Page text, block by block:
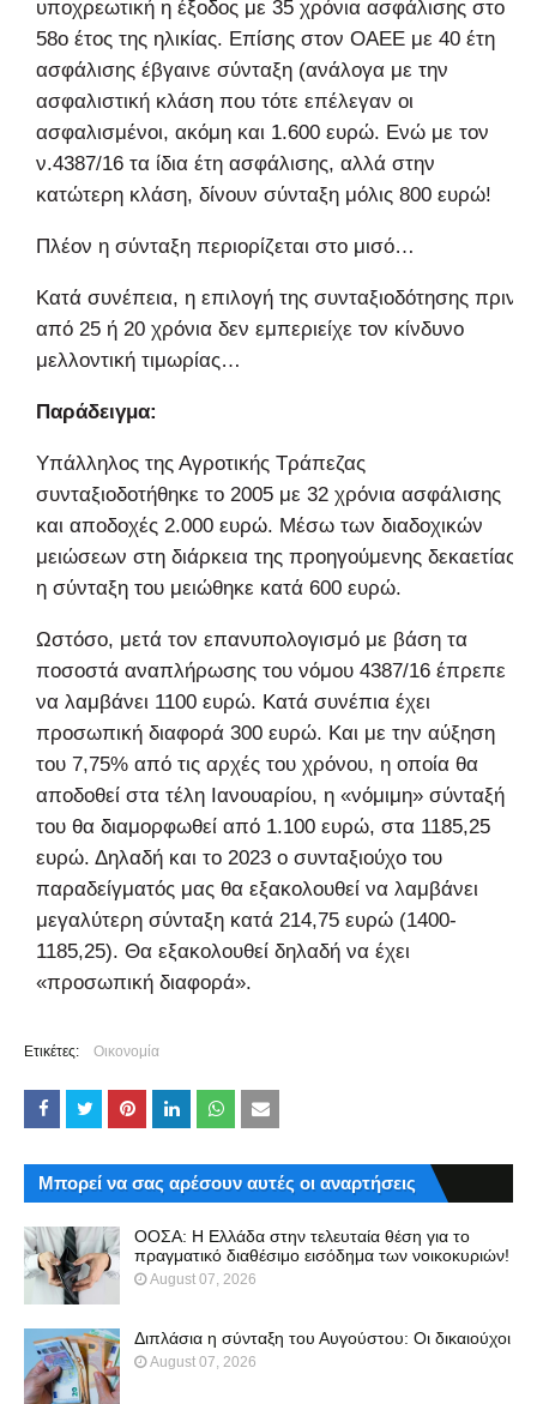
υποχρεωτική η έξοδος με 35 χρόνια ασφάλισης στο
58ο έτος της ηλικίας. Επίσης στον ΟΑΕΕ με 40 έτη
ασφάλισης έβγαινε σύνταξη (ανάλογα με την
ασφαλιστική κλάση που τότε επέλεγαν οι
ασφαλισμένοι, ακόμη και 1.600 ευρώ. Ενώ με τον
ν.4387/16 τα ίδια έτη ασφάλισης, αλλά στην
κατώτερη κλάση, δίνουν σύνταξη μόλις 800 ευρώ!
Πλέον η σύνταξη περιορίζεται στο μισό…
Κατά συνέπεια, η επιλογή της συνταξιοδότησης πριν
από 25 ή 20 χρόνια δεν εμπεριείχε τον κίνδυνο
μελλοντική τιμωρίας…
Παράδειγμα:
Υπάλληλος της Αγροτικής Τράπεζας
συνταξιοδοτήθηκε το 2005 με 32 χρόνια ασφάλισης
και αποδοχές 2.000 ευρώ. Μέσω των διαδοχικών
μειώσεων στη διάρκεια της προηγούμενης δεκαετίας
η σύνταξη του μειώθηκε κατά 600 ευρώ.
Ωστόσο, μετά τον επανυπολογισμό με βάση τα
ποσοστά αναπλήρωσης του νόμου 4387/16 έπρεπε
να λαμβάνει 1100 ευρώ. Κατά συνέπια έχει
προσωπική διαφορά 300 ευρώ. Και με την αύξηση
του 7,75% από τις αρχές του χρόνου, η οποία θα
αποδοθεί στα τέλη Ιανουαρίου, η «νόμιμη» σύνταξή
του θα διαμορφωθεί από 1.100 ευρώ, στα 1185,25
ευρώ. Δηλαδή και το 2023 ο συνταξιούχο του
παραδείγματός μας θα εξακολουθεί να λαμβάνει
μεγαλύτερη σύνταξη κατά 214,75 ευρώ (1400-
1185,25). Θα εξακολουθεί δηλαδή να έχει
«προσωπική διαφορά».
Ετικέτες: Οικονομία
Μπορεί να σας αρέσουν αυτές οι αναρτήσεις
ΟΟΣΑ: Η Ελλάδα στην τελευταία θέση για το
πραγματικό διαθέσιμο εισόδημα των νοικοκυριών!
August 07, 2026
Διπλάσια η σύνταξη του Αυγούστου: Οι δικαιούχοι
August 07, 2026